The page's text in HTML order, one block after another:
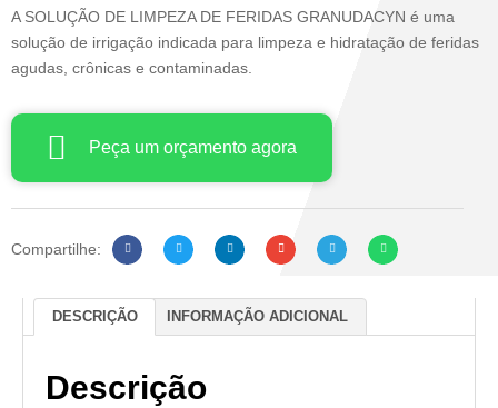
A SOLUÇÃO DE LIMPEZA DE FERIDAS GRANUDACYN é uma
solução de irrigação indicada para limpeza e hidratação de feridas
agudas, crônicas e contaminadas.
Peça um orçamento agora
Compartilhe:
DESCRIÇÃO INFORMAÇÃO ADICIONAL
Descrição